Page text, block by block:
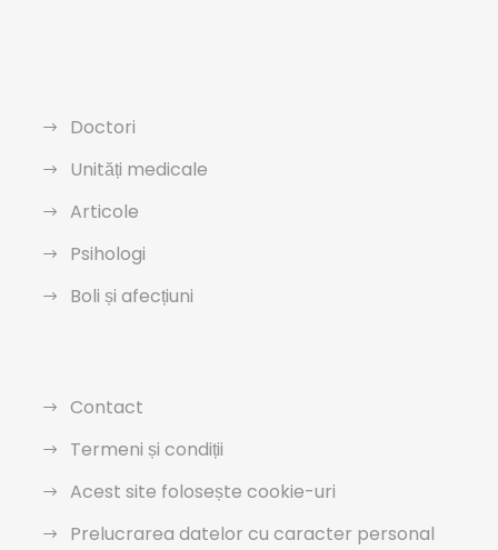
Doctori
Unități medicale
Articole
Psihologi
Boli și afecțiuni
Contact
Termeni și condiții
Acest site folosește cookie-uri
Prelucrarea datelor cu caracter personal